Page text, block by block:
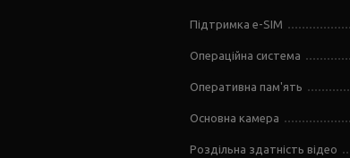
Підтримка e-SIM
Операційна система
Оперативна пам'ять
Основна камера
Роздільна здатність відео